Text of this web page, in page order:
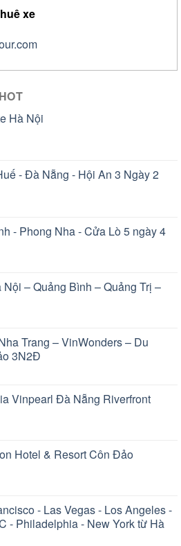
xe
Hà Nội
- Đà Nẵng - Hội An 3 Ngày 2
- Phong Nha - Cửa Lò 5 ngày 4
– Quảng Bình – Quảng Trị –
Trang – VinWonders – Du
3N2Đ
Vinpearl Đà Nẵng Riverfront
Hotel & Resort Côn Đảo
- Las Vegas - Los Angeles -
- Philadelphia - New York từ Hà